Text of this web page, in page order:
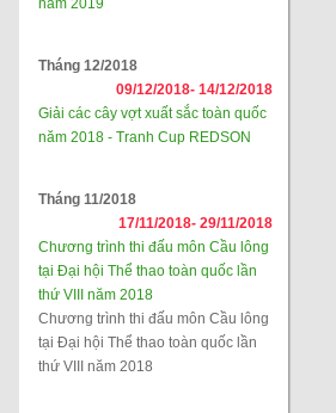
năm 2019
Tháng 12/2018
09/12/2018- 14/12/2018
Giải các cây vợt xuất sắc toàn quốc
năm 2018 - Tranh Cup REDSON
Tháng 11/2018
17/11/2018- 29/11/2018
Chương trình thi đấu môn Cầu lông
tại Đại hội Thể thao toàn quốc lần
thứ VIII năm 2018
Chương trình thi đấu môn Cầu lông
tại Đại hội Thể thao toàn quốc lần
thứ VIII năm 2018